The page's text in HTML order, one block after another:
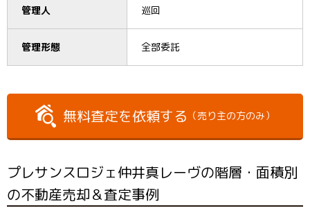
管理人 巡回
管理形態 全部委託
無料査定を依頼する （売り主の方のみ）
プレサンスロジェ仲井真レーヴの階層・面積別
の不動産売却＆査定事例